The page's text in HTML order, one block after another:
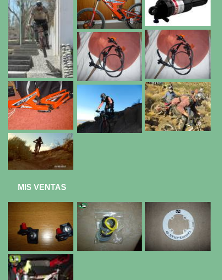
MIS VENTAS